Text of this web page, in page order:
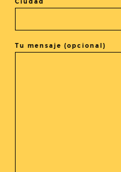
Tu mensaje (opcional)